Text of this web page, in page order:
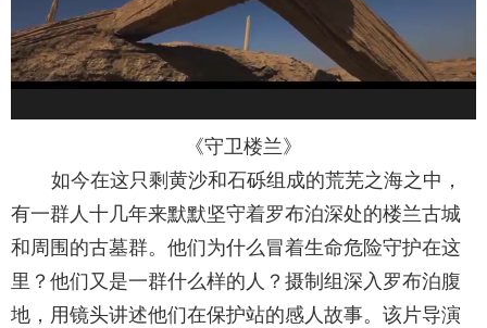
《守卫楼兰》
如今在这只剩黄沙和石砾组成的荒芜之海之中，
有一群人十几年来默默坚守着罗布泊深处的楼兰古城
和周围的古墓群。他们为什么冒着生命危险守护在这
里？他们又是一群什么样的人？摄制组深入罗布泊腹
地，用镜头讲述他们在保护站的感人故事。该片导演